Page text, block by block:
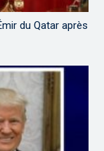
du Qatar après